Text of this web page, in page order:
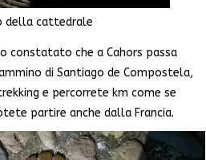
della cattedrale
constatato che a Cahors passa
di Santiago de Compostela,
e percorrete km come se
partire anche dalla Francia.